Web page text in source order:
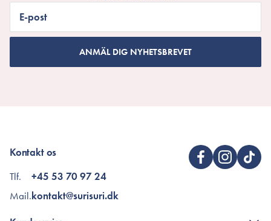
E-post
ANMÄL DIG NYHETSBREVET
Kontakt os
Tlf.
Mail.
+45 53 70 97 24
kontakt@surisuri.dk